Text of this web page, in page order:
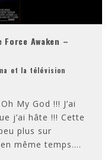
Awaken –
et la télévision
My God !!! J’ai
j’ai hâte !!! Cette
plus sur
même temps....